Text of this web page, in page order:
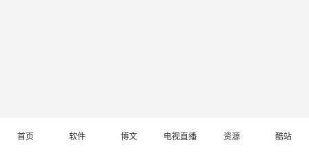
首页 软件 博文 电视直播 资源 酷站